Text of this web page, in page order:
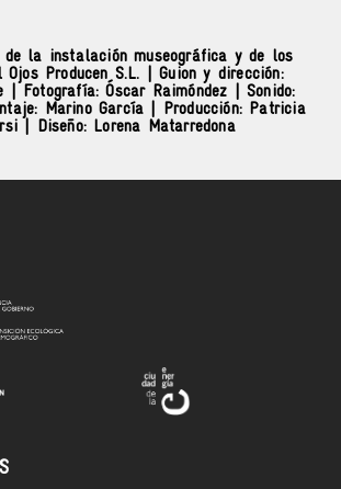
de la instalación museográfica y de los
Producen S.L. | Guion y dirección:
| Fotografía: Óscar Raimóndez | Sonido:
Marino García | Producción: Patricia
| Diseño: Lorena Matarredona